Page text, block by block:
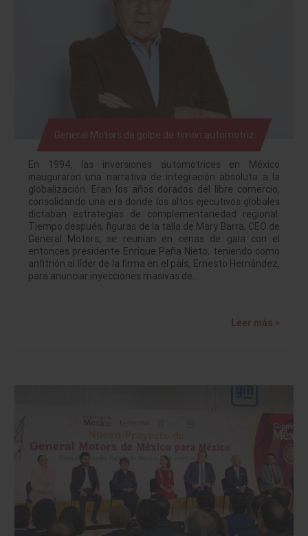
General Motors da golpe de timón automotriz
En 1994, las inversiones automotrices en México
inauguraron una narrativa de integración absoluta a la
globalización. Eran los años dorados del libre comercio,
consolidando una era donde los altos ejecutivos globales
dictaban estrategias de complementariedad regional.
Tiempo después, figuras de la talla de Mary Barra, CEO de
General Motors, se reunían en cenas de gala con el
entonces presidente Enrique Peña Nieto, teniendo como
anfitrión al líder de la firma en el país, Ernesto Hernández,
para anunciar inyecciones masivas de…
Leer más »